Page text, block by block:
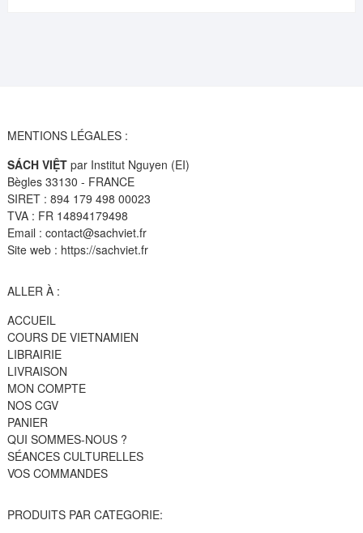
MENTIONS LÉGALES :
SÁCH VIỆTpar Institut Nguyen (EI)
Bègles 33130 - FRANCE
SIRET : 894 179 498 00023
TVA : FR 14894179498
Email : contact@sachviet.fr
Site web : https://sachviet.fr
ALLER À :
ACCUEIL
COURS DE VIETNAMIEN
LIBRAIRIE
LIVRAISON
MON COMPTE
NOS CGV
PANIER
QUI SOMMES-NOUS ?
SÉANCES CULTURELLES
VOS COMMANDES
PRODUITS PAR CATEGORIE: